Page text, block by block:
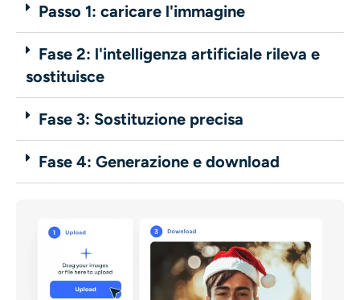
Passo 1: caricare l'immagine
Fase 2: l'intelligenza artificiale rileva e
sostituisce
Fase 3: Sostituzione precisa
Fase 4: Generazione e download